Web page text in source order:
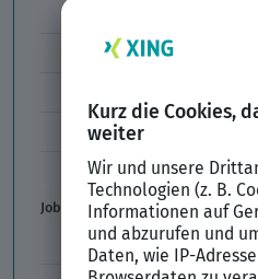
Formulierungen im Arbeitszeugnis
Unbefristeter Arbeitsvertrag
Der XING Bewerbungsratgeber
Job & Karriere
Arbeitsvertrag